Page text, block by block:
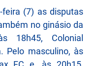
(7) as disputas
no ginásio da
18h45, Colonial
Pelo masculino, às